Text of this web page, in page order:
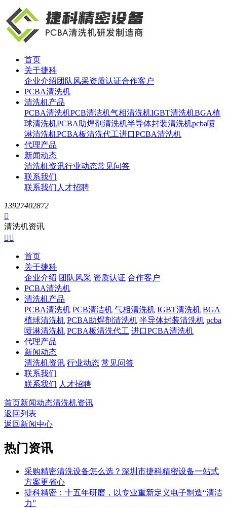
首页
关于捷科
企业介绍团队风采资质认证合作客户
PCBA清洗机
清洗机产品
PCBA清洗机PCB清洁机气相清洗机IGBT清洗机BGA植
球清洗机PCBA助焊剂清洗机半导体封装清洗机pcba喷
淋清洗机PCBA板清洗代工进口PCBA清洗机
代理产品
新闻动态
清洗机资讯行业动态常见问答
联系我们
联系我们 人才招聘
13927402872

清洗机资讯
 
首页
关于捷科
企业介绍 团队风采 资质认证 合作客户
PCBA清洗机
清洗机产品
PCBA清洗机 PCB清洁机 气相清洗机 IGBT清洗机 BGA
植球清洗机 PCBA助焊剂清洗机 半导体封装清洗机 pcba
喷淋清洗机 PCBA板清洗代工 进口PCBA清洗机
代理产品
新闻动态
清洗机资讯 行业动态 常见问答
联系我们
联系我们 人才招聘
首页新闻动态清洗机资讯
返回列表
返回新闻中心
热门资讯
采购精密清洗设备怎么选？深圳市捷科精密设备一站式
方案更省心
捷科精密：十五年研磨，以专业重新定义电子制造“清洁
力”